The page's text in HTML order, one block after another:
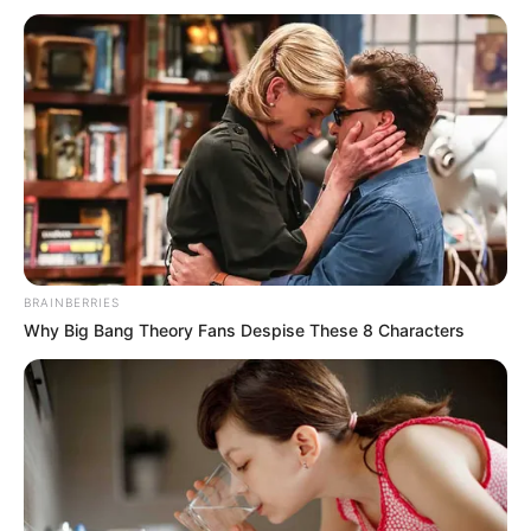
BRAINBERRIES
Why Big Bang Theory Fans Despise These 8 Characters